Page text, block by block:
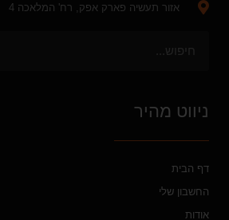
אזור תעשיה פארק אפק, רח' המלאכה 4
ניווט מהיר
דף הבית
החשבון שלי
אודות